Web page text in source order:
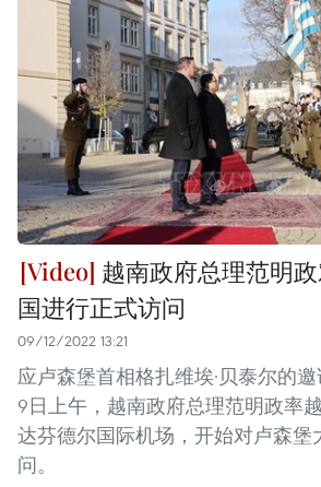
越南政府总理范明
国进行正式访问
09/12/2022 13:21
应卢森堡首相格扎维埃·贝泰尔的邀
9日上午，越南政府总理范明政率
达芬德尔国际机场，开始对卢森堡
问。